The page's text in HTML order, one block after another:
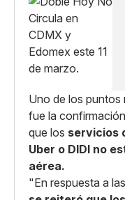
Uno de los puntos
fue la
que los servicios
Uber o DIDI no
aérea.
"En respuesta a